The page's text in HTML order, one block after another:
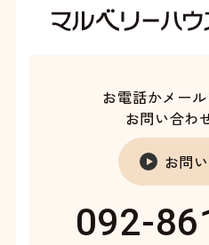
お電話かメー
お問い合わ
お問
092-